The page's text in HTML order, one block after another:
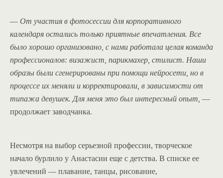
— От участия в фотосессии для корпоративного
календаря остались только приятные впечатления. Все
было хорошо организовано, с нами работала целая команда
профессионалов: визажист, парикмахер, стилист. Наши
образы были сгенерированы при помощи нейросети, но в
процессе их меняли и корректировали, в зависимости от
типажа девушек. Для меня это был интересный опыт, —
продолжает заводчанка.
Несмотря на выбор серьезной профессии, творческое
начало бурлило у Анастасии еще с детства. В списке ее
увлечений — плавание, танцы, рисование,